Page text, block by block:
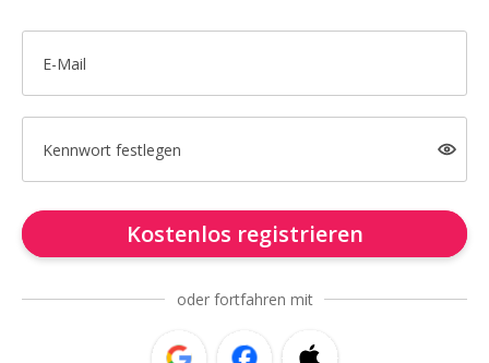
E-Mail
Kennwort festlegen
Kostenlos registrieren
oder fortfahren mit